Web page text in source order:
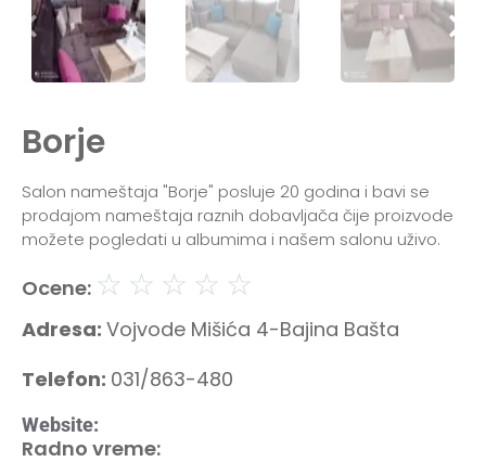
Borje
Salon nameštaja "Borje" posluje 20 godina i bavi se
prodajom nameštaja raznih dobavljača čije proizvode
možete pogledati u albumima i našem salonu uživo.
Ocene: ☆ ☆ ☆ ☆ ☆
Adresa: Vojvode Mišića 4-Bajina Bašta
Telefon: 031/863-480
Website:
Radno vreme: